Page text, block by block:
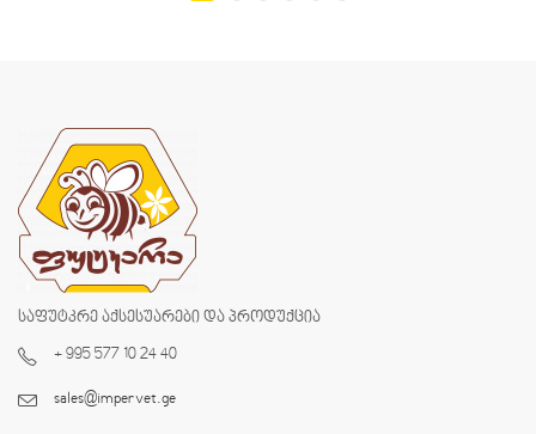
საფუტკრე აქსესუარები და პროდუქცია
+ 995 577 10 24 40
sales@impervet.ge